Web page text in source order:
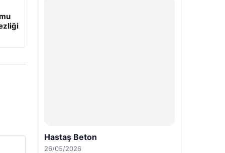
Hastaş Beton
26/05/2026